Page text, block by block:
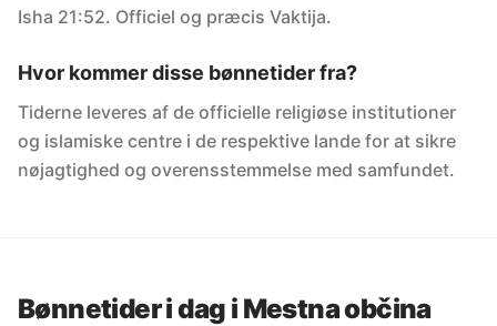
Isha 21:52. Officiel og præcis Vaktija.
Hvor kommer disse bønnetider fra?
Tiderne leveres af de officielle religiøse institutioner
og islamiske centre i de respektive lande for at sikre
nøjagtighed og overensstemmelse med samfundet.
Bønnetider i dag i Mestna občina